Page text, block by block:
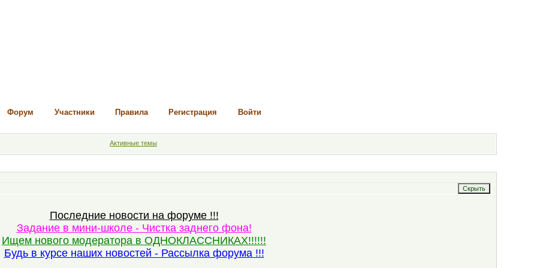
Форум Участники Правила Регистрация Войти
Активные темы
Последние новости на форуме !!!
Задание в мини-школе - Чистка заднего фона!
Ищем нового модератора в ОДНОКЛАССНИКАХ!!!!!!
Будь в курсе наших новостей - Рассылка форума !!!